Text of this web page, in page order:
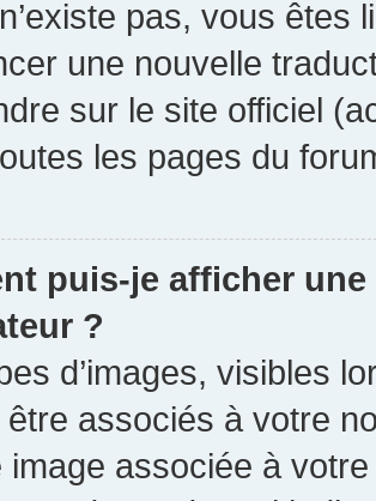
pas, vous êtes
une nouvelle
sur le site officiel
les pages du
puis-je afficher
?
d’images, visibles
associés à votre
image associée à